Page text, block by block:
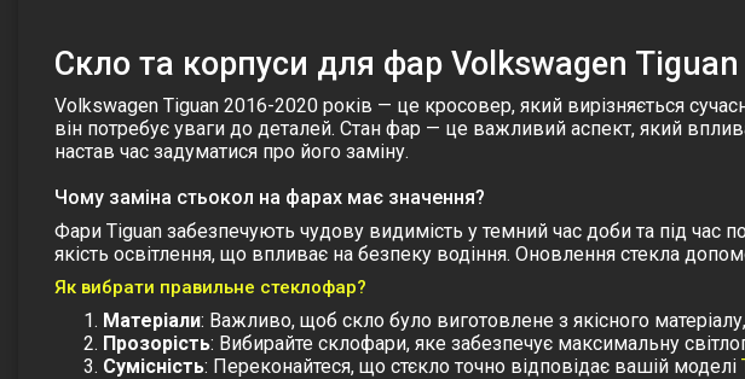
Скло та корпуси для фар Volkswagen
Volkswagen Tiguan 2016-2020 років — це кросовер, який вирізняється
він потребує уваги до деталей. Стан фар — це важливий аспект, який
настав час задуматися про його заміну.
Чому заміна стьокол на фарах має значення?
Фари Tiguan забезпечують чудову видимість у темний час доби та під час
якість освітлення, що впливає на безпеку водіння. Оновлення стекла
Як вибрати правильне стеклофар?
Матеріали: Важливо, щоб скло було виготовлене з якісного
Прозорість: Вибирайте склофари, яке забезпечує максимальну
Сумісність: Переконайтеся, що стєкло точно відповідає вашій моделі